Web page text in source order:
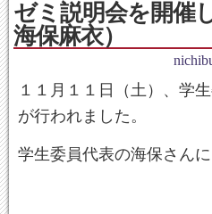
ゼミ説明会を開催
海保麻衣）
１１月１１日（土）、学
が行われました。
学生委員代表の海保さん